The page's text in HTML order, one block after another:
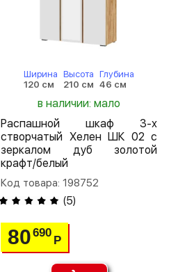
Ширина
120 см
Высота
210 см
Глубина
46 см
в наличии: мало
Распашной шкаф 3-х
створчатый Хелен ШК 02 с
зеркалом дуб золотой
крафт/белый
Код товара: 198752
(5)
80690
Р